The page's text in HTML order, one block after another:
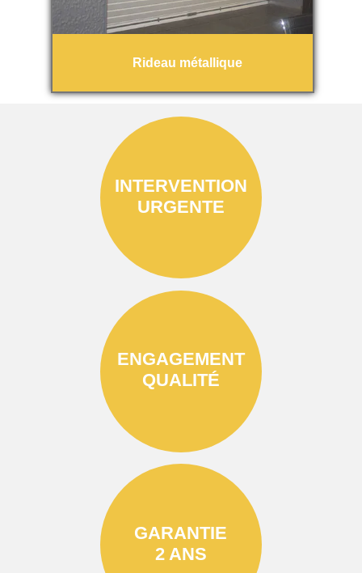
Rideau métallique
INTERVENTION
URGENTE
ENGAGEMENT
QUALITÉ
GARANTIE
2 ANS